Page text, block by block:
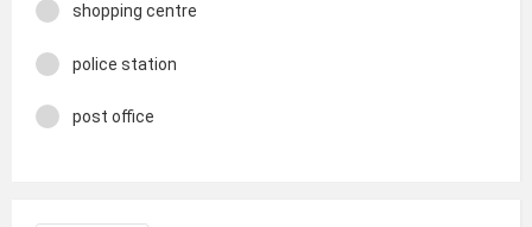
shopping centre
police station
post office